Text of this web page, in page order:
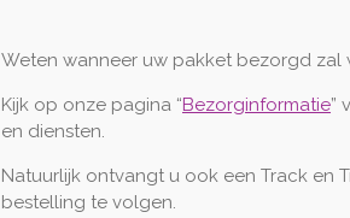
Weten wanneer uw pakket bezorgd zal
Kijk op onze pagina “Bezorginformatie”
en diensten.
Natuurlijk ontvangt u ook een Track en
bestelling te volgen.